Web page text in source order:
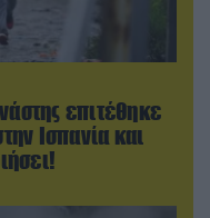
επιτέθηκε
Ισπανία και